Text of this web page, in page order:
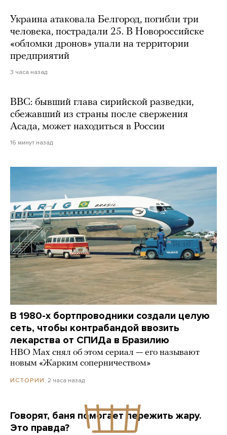
Украина атаковала Белгород, погибли три
человека, пострадали 25. В Новороссийске
«обломки дронов» упали на территории
предприятий
3 часа назад
BBC: бывший глава сирийской разведки,
сбежавший из страны после свержения
Асада, может находиться в России
16 минут назад
В 1980-х бортпроводники создали целую
сеть, чтобы контрабандой ввозить
лекарства от СПИДа в Бразилию
HBO Max снял об этом сериал — его называют
новым «Жарким соперничеством»
ИСТОРИИ 2 часа назад
Говорят, баня помогает пережить жару.
Это правда?